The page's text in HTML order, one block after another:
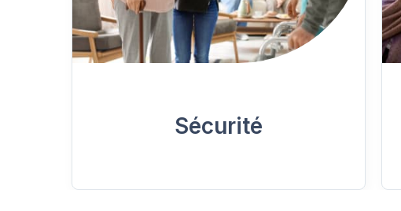
Sécurité